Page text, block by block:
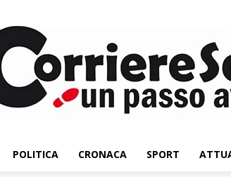
POLITICA CRONACA SPORT